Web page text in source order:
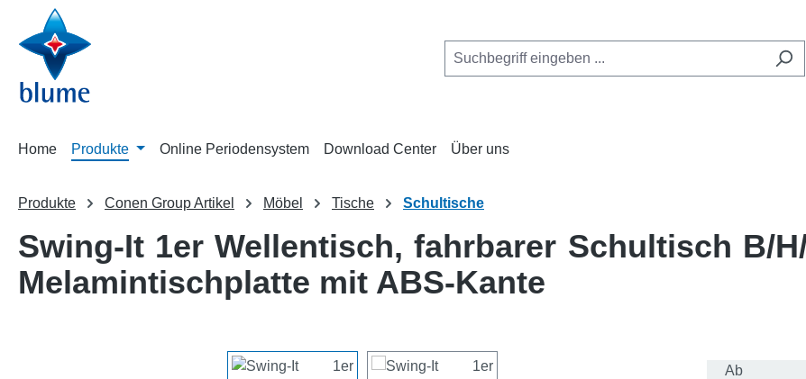
Hauptinhalt springen
Zur Suche springen
Zur Hauptnavigation springen
Home Produkte Online Periodensystem Download Center Über uns
Produkte Conen Group Artikel Möbel Tische Schultische
Swing-It 1er Wellentisch, fahrbarer Schultisch B/
Melamintischplatte mit ABS-Kante
AbRegulärer